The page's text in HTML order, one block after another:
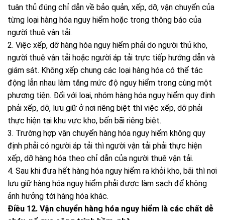
tuân thủ đúng chỉ dẫn về bảo quản, xếp, dỡ, vận chuyển của
từng loại hàng hóa nguy hiểm hoặc trong thông báo của
người thuê vận tải.
2. Việc xếp, dỡ hàng hóa nguy hiểm phải do người thủ kho,
người thuê vận tải hoặc người áp tải trực tiếp hướng dẫn và
giám sát. Không xếp chung các loại hàng hóa có thể tác
động lẫn nhau làm tăng mức độ nguy hiểm trong cùng một
phương tiện. Đối với loại, nhóm hàng hóa nguy hiểm quy định
phải xếp, dỡ, lưu giữ ở nơi riêng biệt thì việc xếp, dỡ phải
thực hiện tại khu vực kho, bến bãi riêng biệt.
3. Trường hợp vận chuyển hàng hóa nguy hiểm không quy
định phải có người áp tải thì người vận tải phải thực hiện
xếp, dỡ hàng hóa theo chỉ dẫn của người thuê vận tải.
4. Sau khi đưa hết hàng hóa nguy hiểm ra khỏi kho, bãi thì nơi
lưu giữ hàng hóa nguy hiểm phải được làm sạch để không
ảnh hưởng tới hàng hóa khác.
Điều 12. Vận chuyển hàng hóa nguy hiểm là các chất dễ